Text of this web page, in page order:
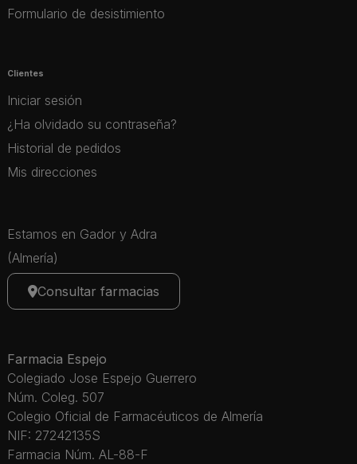
Formulario de desistimiento
Clientes
Iniciar sesión
¿Ha olvidado su contraseña?
Historial de pedidos
Mis direcciones
Estamos en Gador y Adra
(Almería)
Consultar farmacias
Farmacia Espejo
Colegiado Jose Espejo Guerrero
Núm. Coleg. 507
Colegio Oficial de Farmacéuticos de Almería
NIF: 27242135S
Farmacia Núm. AL-88-F